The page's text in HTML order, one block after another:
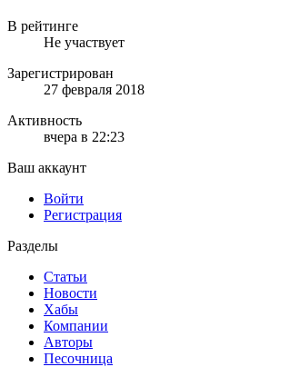
В рейтинге
Не участвует
Зарегистрирован
27 февраля 2018
Активность
вчера в 22:23
Ваш аккаунт
Войти
Регистрация
Разделы
Статьи
Новости
Хабы
Компании
Авторы
Песочница